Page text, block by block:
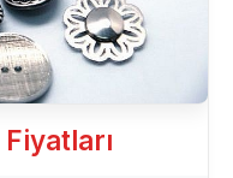
Fiyatları